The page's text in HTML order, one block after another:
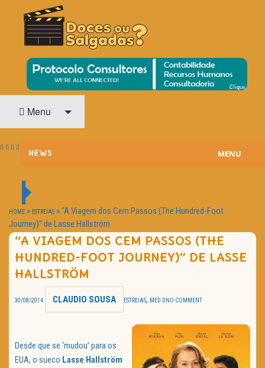
DOCES OU SALGADAS?
O Cinema? Uma Paixão!!
Menu
NEWS
PASSATEMPOS
HOME CINEMA
NOTA PESSOAL
MENU
HOME » ESTREIAS »“A Viagem dos Cem Passos (The Hundred-Foot
Journey)” de Lasse Hallström
“A VIAGEM DOS CEM PASSOS (THE
HUNDRED-FOOT JOURNEY)” DE LASSE
HALLSTRÖM
30/08/2014 CLAUDIO SOUSA ESTREIAS, MED D NO COMMENT
Desde que se ‘mudou’ para os
EUA, o sueco Lasse Hallström